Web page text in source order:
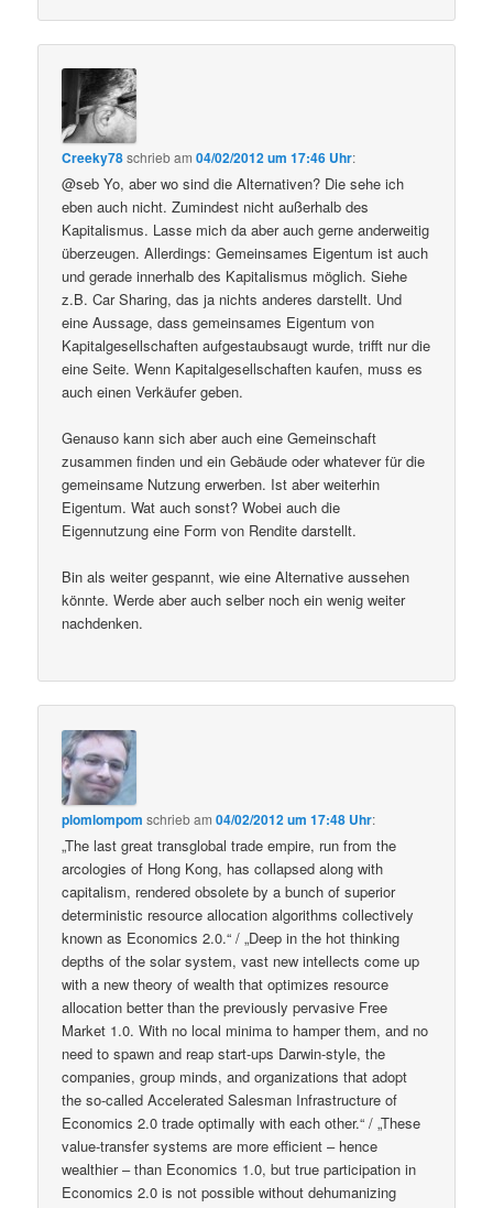
Creeky78schriebam04/02/2012 um 17:46 Uhr:
@seb Yo, aber wo sind die Alternativen? Die sehe ich
eben auch nicht. Zumindest nicht außerhalb des
Kapitalismus. Lasse mich da aber auch gerne anderweitig
überzeugen. Allerdings: Gemeinsames Eigentum ist auch
und gerade innerhalb des Kapitalismus möglich. Siehe
z.B. Car Sharing, das ja nichts anderes darstellt. Und
eine Aussage, dass gemeinsames Eigentum von
Kapitalgesellschaften aufgestaubsaugt wurde, trifft nur die
eine Seite. Wenn Kapitalgesellschaften kaufen, muss es
auch einen Verkäufer geben.
Genauso kann sich aber auch eine Gemeinschaft
zusammen finden und ein Gebäude oder whatever für die
gemeinsame Nutzung erwerben. Ist aber weiterhin
Eigentum. Wat auch sonst? Wobei auch die
Eigennutzung eine Form von Rendite darstellt.
Bin als weiter gespannt, wie eine Alternative aussehen
könnte. Werde aber auch selber noch ein wenig weiter
nachdenken.
plomlompom schriebam04/02/2012 um 17:48 Uhr:
„The last great transglobal trade empire, run from the
arcologies of Hong Kong, has collapsed along with
capitalism, rendered obsolete by a bunch of superior
deterministic resource allocation algorithms collectively
known as Economics 2.0.“ / „Deep in the hot thinking
depths of the solar system, vast new intellects come up
with a new theory of wealth that optimizes resource
allocation better than the previously pervasive Free
Market 1.0. With no local minima to hamper them, and no
need to spawn and reap start-ups Darwin-style, the
companies, group minds, and organizations that adopt
the so-called Accelerated Salesman Infrastructure of
Economics 2.0 trade optimally with each other.“ / „These
value-transfer systems are more efficient – hence
wealthier – than Economics 1.0, but true participation in
Economics 2.0 is not possible without dehumanizing